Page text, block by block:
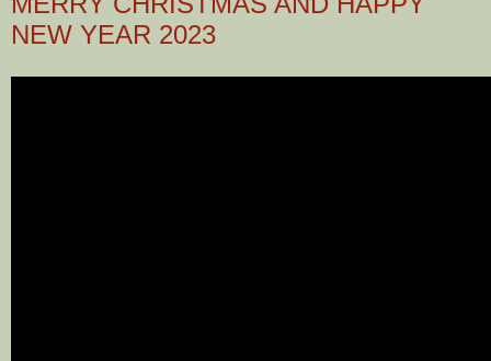
NEW YEAR 2023